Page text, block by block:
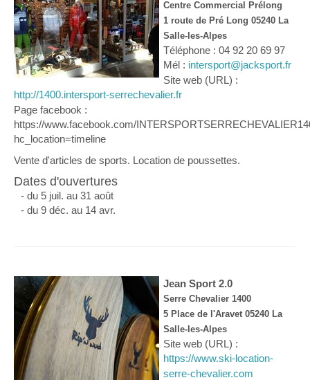
Centre Commercial Prélong
1 route de Pré Long 05240 La
Salle-les-Alpes
Téléphone : 04 92 20 69 97
Mél : intersport@jacksport.fr
Site web (URL) :
http://1400.intersport-serrechevalier.fr
Page facebook :
https://www.facebook.com/
hc_location=timeline
Vente d'articles de sports. Location de poussettes.
Dates d'ouvertures
- du 5 juil. au 31 août
- du 9 déc. au 14 avr.
Jean Sport 2.0
Serre Chevalier 1400
5 Place de l'Aravet 05240 La
Salle-les-Alpes
Site web (URL) :
https://www.ski-location-
serre-chevalier.com